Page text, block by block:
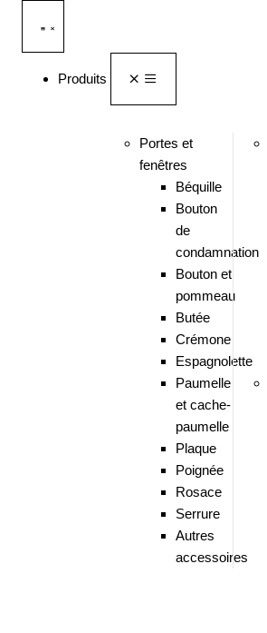
Produits
Portes et
fenêtres
Béquille
Bouton
de
condamnation
Bouton et
pommeau
Butée
Crémone
Espagnolette
Paumelle
et cache-
paumelle
Plaque
Poignée
Rosace
Serrure
Autres
accessoires